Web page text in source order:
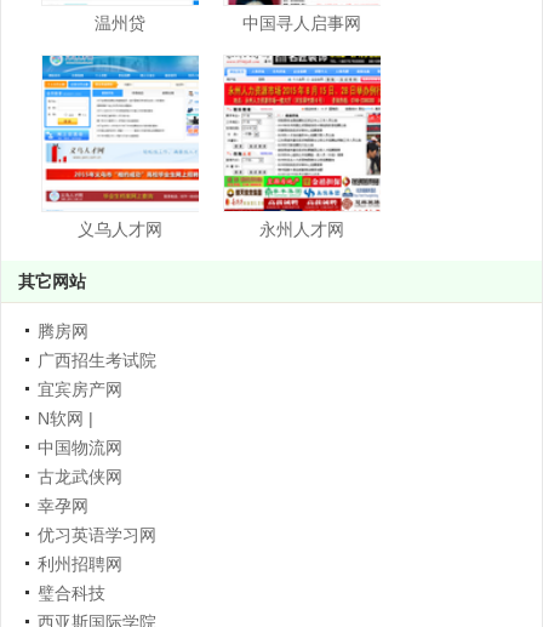
温州贷 中国寻人启事网
义乌人才网 永州人才网
其它网站
腾房网
广西招生考试院
宜宾房产网
N软网 |
中国物流网
古龙武侠网
幸孕网
优习英语学习网
利州招聘网
璧合科技
西亚斯国际学院